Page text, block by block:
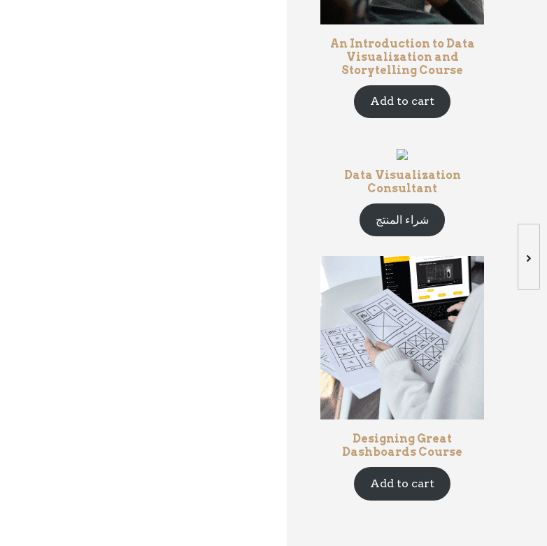
An Introduction to Data
Visualization and
Storytelling Course
Add to cart
Data Visualization
Consultant
شراء المنتج
Designing Great
Dashboards Course
Add to cart